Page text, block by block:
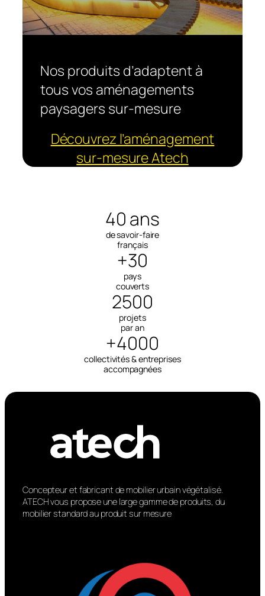
Nos produits d’adaptent à
tous vos aménagements
paysagers sur-mesure
Découvrez l’aménagement
sur-mesure Atech
40 ans
de savoir-faire
français
+30
pays
couverts
2500
projets
par an
+4000
collectivités & entreprises
accompagnées
Concepteur et fabricant de mobilier urbain végétalisé.
ATECH vous propose une large gamme de produits, du
mobilier standard au produit sur mesure